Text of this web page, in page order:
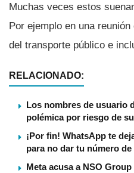
Muchas veces estos
Por ejemplo en una
del transporte público e
RELACIONADO:
Los nombres de usuario
polémica por riesgo de
¡Por fin! WhatsApp te
para no dar tu número
Meta acusa a NSO